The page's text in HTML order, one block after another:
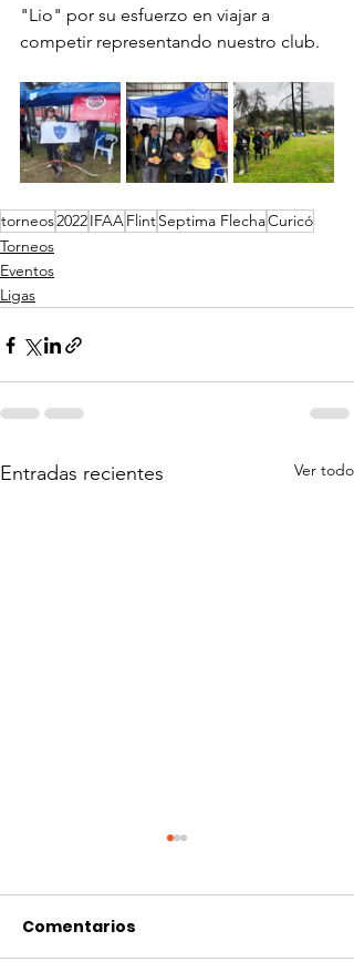
"Lio" por su esfuerzo en viajar a
competir representando nuestro club.
torneos2022IFAAFlintSeptima FlechaCuricó
Torneos
Eventos
Ligas
Entradas recientes Ver todo
Comentarios